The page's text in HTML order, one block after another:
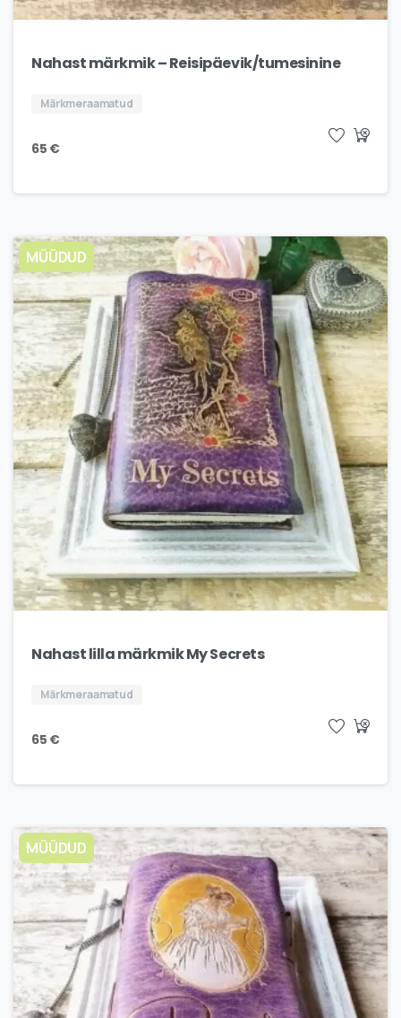
Nahast märkmik – Reisipäevik/tumesinine
Märkmeraamatud
65 €
MÜÜDUD
Nahast lilla märkmik My Secrets
Märkmeraamatud
65 €
MÜÜDUD